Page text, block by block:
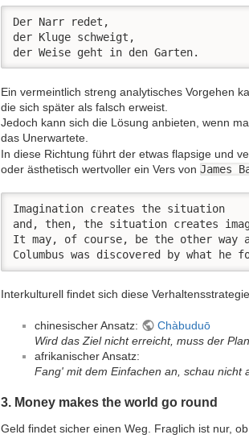
Der Narr redet,
der Kluge schweigt,
der Weise geht in den Garten.
Ein vermeintlich streng analytisches Vorgehen
die sich später als falsch erweist.
Jedoch kann sich die Lösung anbieten, wenn
das Unerwartete.
In diese Richtung führt der etwas flapsige und
oder ästhetisch wertvoller ein Vers von James
Imagination creates the situation
and, then, the situation creates
It may, of course, be the other way
Columbus was discovered by what he
Interkulturell findet sich diese
chinesischer Ansatz:
Chàbuduō
Wird das Ziel nicht erreicht, muss der
afrikanischer Ansatz:
Fang' mit dem Einfachen an, schau nicht
3. Money makes the world go round
Geld findet sicher einen Weg. Fraglich ist nur,